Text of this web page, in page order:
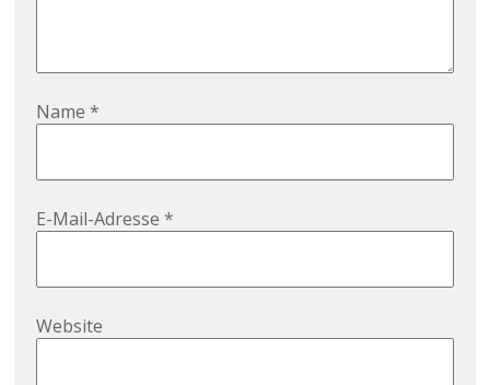
Name*
E-Mail-Adresse*
Website